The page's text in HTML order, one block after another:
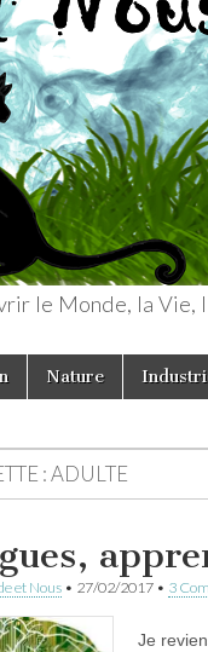
le Monde, la Vie,
Nature
:ADULTE
et Nous • 27/02/2017 • 3
Je